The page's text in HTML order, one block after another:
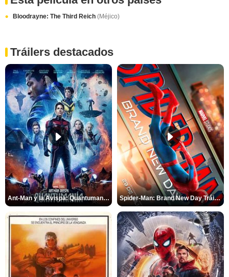
Bloodrayne: The Third Reich (Méjico)
Tráilers destacados
Ant-Man y la Avispa: Quantumanía Tráiler (2) Spider-Man: Brand New Day Tráiler (3)